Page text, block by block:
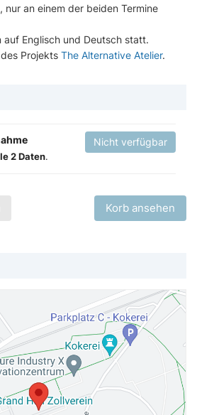
nur an einem der beiden Termine
auf Englisch und Deutsch statt.
Projekts The Alternative Atelier.
2 Daten.
Nicht verfügbar
Korb ansehen